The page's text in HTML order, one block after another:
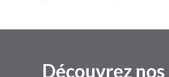
Découvrez